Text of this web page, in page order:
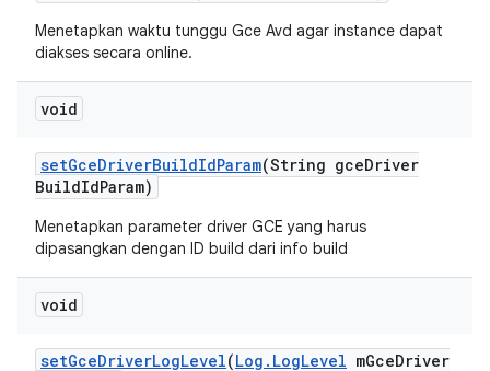
Menetapkan waktu tunggu Gce Avd agar instance dapat
diakses secara online.
void
setGceDriverBuildIdParam(String gceDriver
BuildIdParam)
Menetapkan parameter driver GCE yang harus
dipasangkan dengan ID build dari info build
void
setGceDriverLogLevel(Log . LogLevel mGceDriver